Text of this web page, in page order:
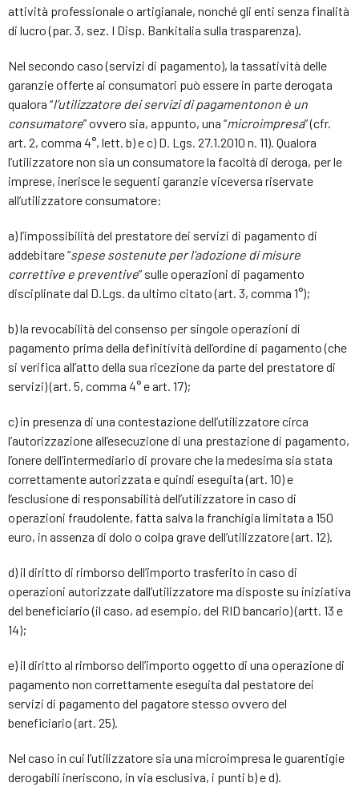
attività professionale o artigianale, nonché gli enti senza finalità
di lucro (par. 3, sez. I Disp. Bankitalia sulla trasparenza).
Nel secondo caso (servizi di pagamento), la tassatività delle
garanzie offerte ai consumatori può essere in parte derogata
qualora “l’utilizzatore dei servizi di pagamentonon è un
consumatore” ovvero sia, appunto, una “microimpresa” (cfr.
art. 2, comma 4°, lett. b) e c) D. Lgs. 27.1.2010 n. 11). Qualora
l’utilizzatore non sia un consumatore la facoltà di deroga, per le
imprese, inerisce le seguenti garanzie viceversa riservate
all’utilizzatore consumatore:
a) l’impossibilità del prestatore dei servizi di pagamento di
addebitare “spese sostenute per l’adozione di misure
correttive e preventive” sulle operazioni di pagamento
disciplinate dal D.Lgs. da ultimo citato (art. 3, comma 1°);
b) la revocabilità del consenso per singole operazioni di
pagamento prima della definitività dell’ordine di pagamento (che
si verifica all’atto della sua ricezione da parte del prestatore di
servizi) (art. 5, comma 4° e art. 17);
c) in presenza di una contestazione dell’utilizzatore circa
l’autorizzazione all’esecuzione di una prestazione di pagamento,
l’onere dell’intermediario di provare che la medesima sia stata
correttamente autorizzata e quindi eseguita (art. 10) e
l’esclusione di responsabilità dell’utilizzatore in caso di
operazioni fraudolente, fatta salva la franchigia limitata a 150
euro, in assenza di dolo o colpa grave dell’utilizzatore (art. 12).
d) il diritto di rimborso dell’importo trasferito in caso di
operazioni autorizzate dall’utilizzatore ma disposte su iniziativa
del beneficiario (il caso, ad esempio, del RID bancario) (artt. 13 e
14);
e) il diritto al rimborso dell’importo oggetto di una operazione di
pagamento non correttamente eseguita dal pestatore dei
servizi di pagamento del pagatore stesso ovvero del
beneficiario (art. 25).
Nel caso in cui l’utilizzatore sia una microimpresa le guarentigie
derogabili ineriscono, in via esclusiva, i punti b) e d).